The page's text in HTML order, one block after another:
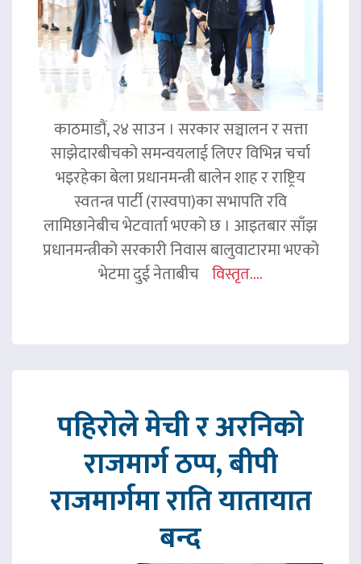
काठमाडौं, २४ साउन । सरकार सञ्चालन र सत्ता
साझेदारबीचको समन्वयलाई लिएर विभिन्न चर्चा
भइरहेका बेला प्रधानमन्त्री बालेन शाह र राष्ट्रिय
स्वतन्त्र पार्टी (रास्वपा)का सभापति रवि
लामिछानेबीच भेटवार्ता भएको छ । आइतबार साँझ
प्रधानमन्त्रीको सरकारी निवास बालुवाटारमा भएको
भेटमा दुई नेताबीच विस्तृत....
पहिरोले मेची र अरनिको
राजमार्ग ठप्प, बीपी
राजमार्गमा राति यातायात
बन्द